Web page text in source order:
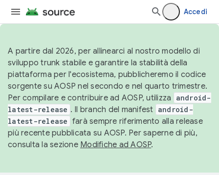
Accedi
A partire dal 2026, per allinearci al nostro modello di
sviluppo trunk stabile e garantire la stabilità della
piattaforma per l'ecosistema, pubblicheremo il codice
sorgente su AOSP nel secondo e nel quarto trimestre.
Per compilare e contribuire ad AOSP, utilizza
android-
latest-release . Il branch del manifest android-
latest-release farà sempre riferimento alla release
più recente pubblicata su AOSP. Per saperne di più,
consulta la sezione Modifiche ad AOSP.